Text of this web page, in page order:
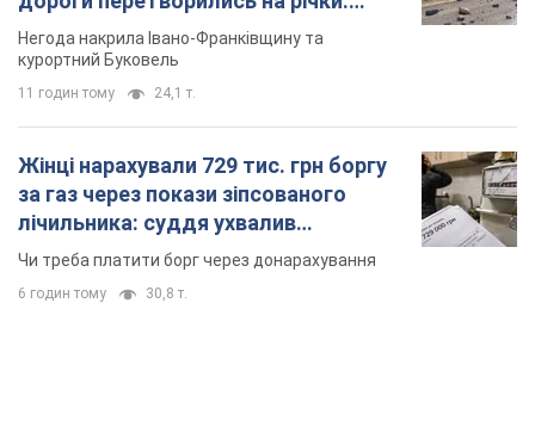
неочікуване рішення
6 годин тому 30,8 т.